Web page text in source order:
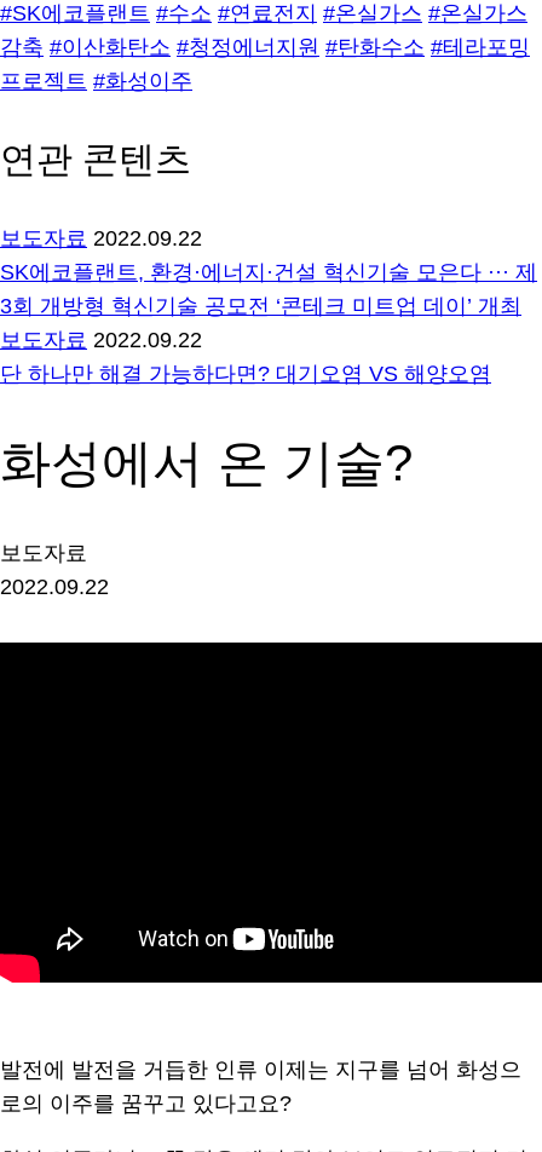
#SK에코플랜트 #수소 #연료전지 #온실가스 #온실가스
감축 #이산화탄소 #청정에너지원 #탄화수소 #테라포밍
프로젝트 #화성이주
연관 콘텐츠
보도자료 2022.09.22
SK에코플랜트, 환경·에너지·건설 혁신기술 모은다 ··· 제
3회 개방형 혁신기술 공모전 ‘콘테크 미트업 데이’ 개최
보도자료 2022.09.22
단 하나만 해결 가능하다면? 대기오염 VS 해양오염
화성에서 온 기술?
보도자료
2022.09.22
발전에 발전을 거듭한 인류 이제는 지구를 넘어 화성으
로의 이주를 꿈꾸고 있다고요?